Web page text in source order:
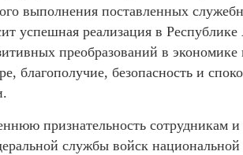
выполнения поставленных
успешная реализация в
преобразований в экономике
благополучие, безопасность и
признательность сотрудникам и
службы войск национальной